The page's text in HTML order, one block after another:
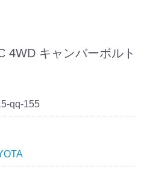
4WD キャンバーボルト
qq-155